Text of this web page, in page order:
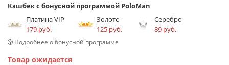
Кэшбек с бонусной программой PoloMan
Платина VIP
179 руб.
Золото
125 руб.
Серебро
89 руб.
Подробнее о бонусной программе
Товар ожидается